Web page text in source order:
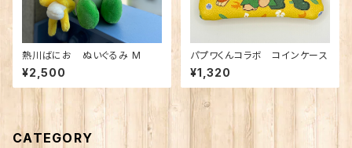
熱川ばにお ぬいぐるみ M
¥2,500
パプワくんコラボ コインケース
¥1,320
CATEGORY